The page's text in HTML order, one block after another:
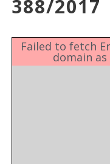
388/2017
Failed to fetch
domain